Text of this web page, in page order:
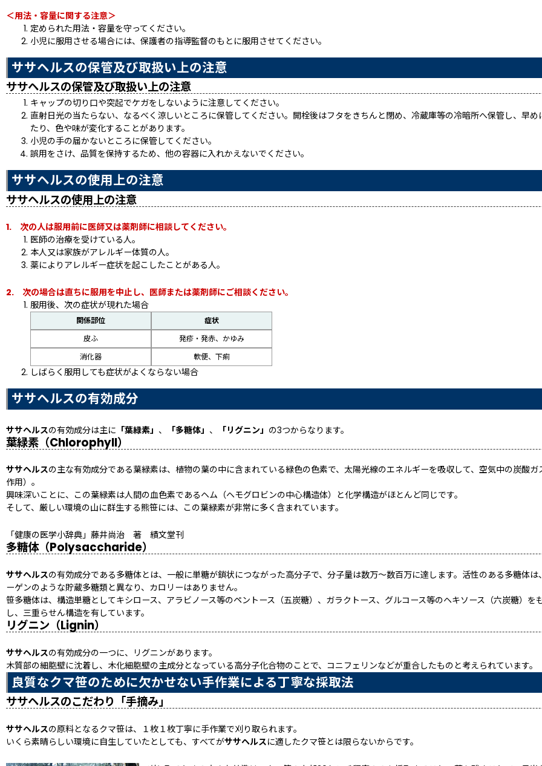
＜用法・容量に関する注意＞
定められた用法・容量を守ってください。
小児に服用させる場合には、保護者の指導監督のもとに服用させてください。
ササヘルスの保管及び取扱い上の注意
ササヘルスの保管及び取扱い上の注意
キャップの切り口や突起でケガをしないように注意してください。
直射日光の当たらない、なるべく涼しいところに保管してください。開栓後はフタをきちんと閉め、冷蔵庫等の冷暗所へ保管し、早
たり、色や味が変化することがあります。
小児の手の届かないところに保管してください。
誤用をさけ、品質を保持するため、他の容器に入れかえないでください。
ササヘルスの使用上の注意
ササヘルスの使用上の注意
1. 次の人は服用前に医師又は薬剤師に相談してください。
医師の治療を受けている人。
本人又は家族がアレルギー体質の人。
薬によりアレルギー症状を起こしたことがある人。
2. 次の場合は直ちに服用を中止し、医師または薬剤師にご相談ください。
服用後、次の症状が現れた場合
関係部位
症状
皮ふ
発疹・発赤、かゆみ
消化器
軟便、下痢
しばらく服用しても症状がよくならない場合
ササヘルスの有効成分
ササヘルスの有効成分は主に 「葉緑素」 、 「多糖体」 、 「リグニン」 の3つからなります。
葉緑素（Chlorophyll）
ササヘルスの主な有効成分である葉緑素は、植物の葉の中に含まれている緑色の色素で、太陽光線のエネルギーを吸収して、空気中の炭酸
作用）。
興味深いことに、この葉緑素は人間の血色素であるヘム（ヘモグロビンの中心構造体）と化学構造がほとんど同じです。
そして、厳しい環境の山に群生する熊笹には、この葉緑素が非常に多く含まれています。
「健康の医学小辞典」藤井尚治 著 績文堂刊
多糖体（Polysaccharide）
ササヘルスの有効成分である多糖体とは、一般に単糖が鎖状につながった高分子で、分子量は数万〜数百万に達します。活性のある多糖体
ーゲンのような貯蔵多糖類と異なり、カロリーはありません。
笹多糖体は、構造単糖としてキシロース、アラビノース等のペントース（五炭糖）、ガラクトース、グルコース等のヘキソース（六炭糖）
し、三重らせん構造を有しています。
リグニン（Lignin）
ササヘルスの有効成分の一つに、リグニンがあります。
木質部の細胞壁に沈着し、木化細胞壁の主成分となっている高分子化合物のことで、コニフェリンなどが重合したものと考えられています。
良質なクマ笹のために欠かせない手作業による丁寧な採取法
ササヘルスのこだわり「手摘み」
ササヘルスの原料となるクマ笹は、１枚１枚丁寧に手作業で刈り取られます。
いくら素晴らしい環境に自生していたとしても、すべてがササヘルスに適したクマ笹とは限らないからです。